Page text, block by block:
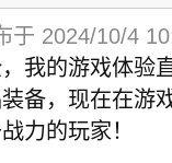
于 2024/10/4
我的游戏体验
备，现在在游
力的玩家！